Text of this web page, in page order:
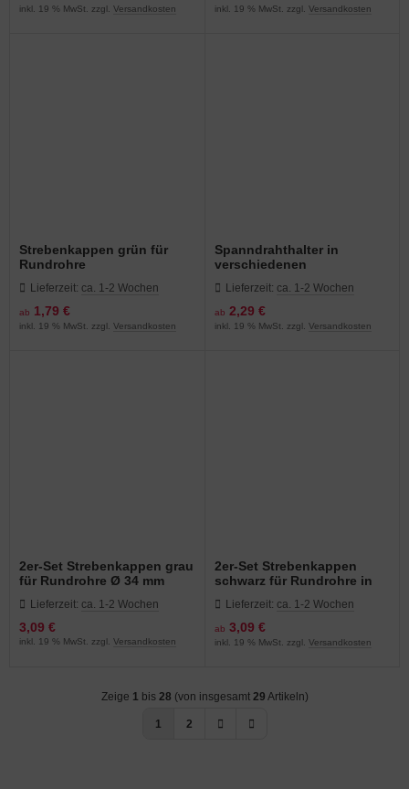
inkl. 19 % MwSt. zzgl. Versandkosten inkl. 19 % MwSt. zzgl. Versandkosten
Strebenkappen grün für
Rundrohre
Lieferzeit: ca. 1-2 Wochen
ab 1,79 €
inkl. 19 % MwSt. zzgl. Versandkosten
Spanndrahthalter in
verschiedenen
Stück
Lieferzeit: ca. 1-2 Wochen
ab 2,29 €
inkl. 19 % MwSt. zzgl. Versandkosten
2er-Set Strebenkappen grau
für Rundrohre Ø 34 mm
Lieferzeit: ca. 1-2 Wochen
3,09 €
inkl. 19 % MwSt. zzgl. Versandkosten
2er-Set Strebenkappen
schwarz für Rundrohre in
Durchmessern
Lieferzeit: ca. 1-2 Wochen
ab 3,09 €
inkl. 19 % MwSt. zzgl. Versandkosten
Zeige 1 bis 28 (von insgesamt 29 Artikeln)
1 2